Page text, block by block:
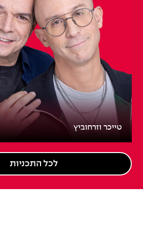
טייכר וזרחוביץ
לכל התכניות